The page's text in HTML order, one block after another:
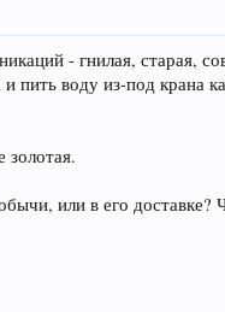
- гнилая, старая,
пить воду из-под крана
золотая.
или в его доставке?